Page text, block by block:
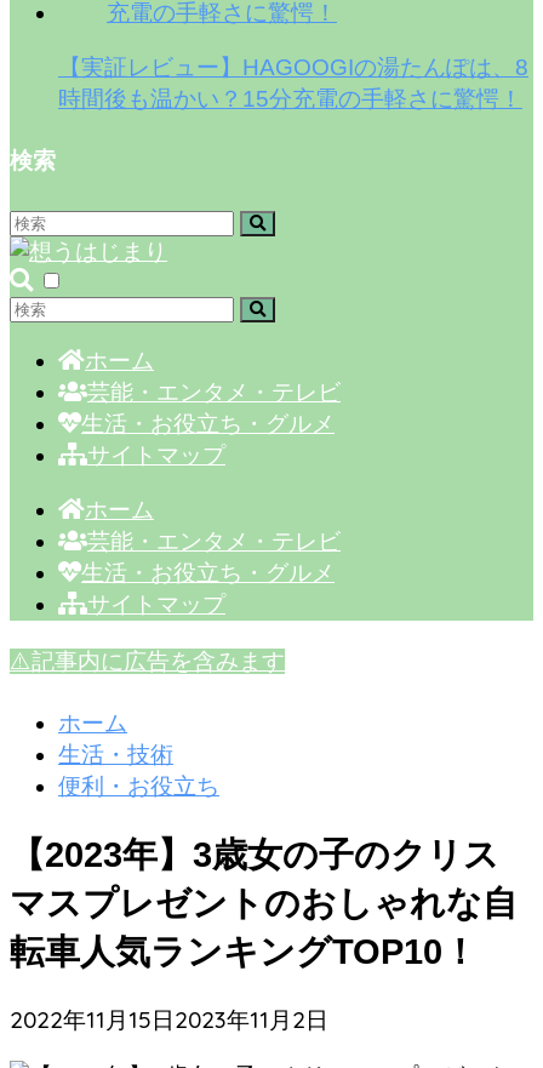
【実証レビュー】HAGOOGIの湯たんぽは、8
時間後も温かい？15分充電の手軽さに驚愕！
検索
ホーム
芸能・エンタメ・テレビ
生活・お役立ち・グルメ
サイトマップ
ホーム
芸能・エンタメ・テレビ
生活・お役立ち・グルメ
サイトマップ
⚠️記事内に広告を含みます
ホーム
生活・技術
便利・お役立ち
【2023年】3歳女の子のクリス
マスプレゼントのおしゃれな自
転車人気ランキングTOP10！
2022年11月15日2023年11月2日